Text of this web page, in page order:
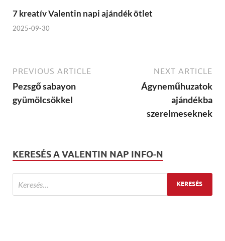
7 kreatív Valentin napi ajándék ötlet
2025-09-30
PREVIOUS ARTICLE
Pezsgő sabayon
gyümölcsökkel
NEXT ARTICLE
Ágyneműhuzatok
ajándékba
szerelmeseknek
KERESÉS A VALENTIN NAP INFO-N